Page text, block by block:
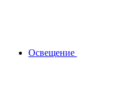
Освещение